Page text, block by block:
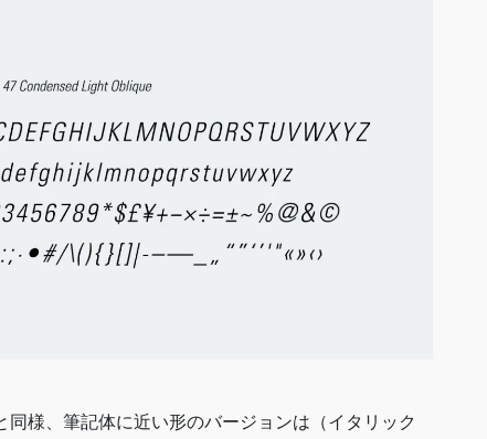
様、筆記体に近い形のバージョンは（イタリック